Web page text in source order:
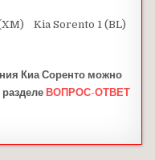
Kia Sorento 1 (BL)
Киа Соренто можно
ВОПРОС-ОТВЕТ